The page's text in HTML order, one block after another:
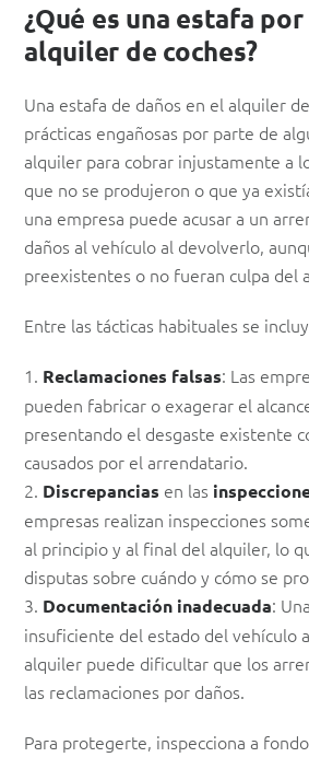
¿Qué es una estafa
alquiler de coches?
Una estafa de daños en el alquiler
prácticas engañosas por parte de
alquiler para cobrar injustamente a
que no se produjeron o que ya
una empresa puede acusar a un
daños al vehículo al devolverlo,
preexistentes o no fueran culpa del
Entre las tácticas habituales se
1. Reclamaciones falsas: Las
pueden fabricar o exagerar el
presentando el desgaste existente
causados por el arrendatario.
2. Discrepancias en las
empresas realizan inspecciones
al principio y al final del alquiler, lo
disputas sobre cuándo y cómo se
3. Documentación inadecuada:
insuficiente del estado del vehículo
alquiler puede dificultar que los
las reclamaciones por daños.
Para protegerte, inspecciona a